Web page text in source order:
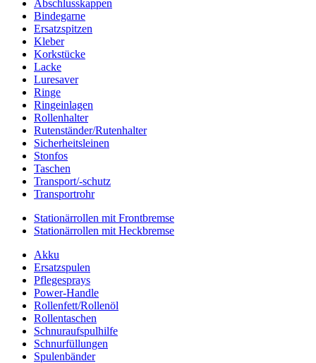
Abschlusskappen
Bindegarne
Ersatzspitzen
Kleber
Korkstücke
Lacke
Luresaver
Ringe
Ringeinlagen
Rollenhalter
Rutenständer/Rutenhalter
Sicherheitsleinen
Stonfos
Taschen
Transport/-schutz
Transportrohr
Stationärrollen mit Frontbremse
Stationärrollen mit Heckbremse
Akku
Ersatzspulen
Pflegesprays
Power-Handle
Rollenfett/Rollenöl
Rollentaschen
Schnuraufspulhilfe
Schnurfüllungen
Spulenbänder